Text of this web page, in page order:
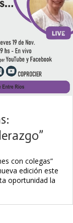
con colegas”
edición este
oportunidad la